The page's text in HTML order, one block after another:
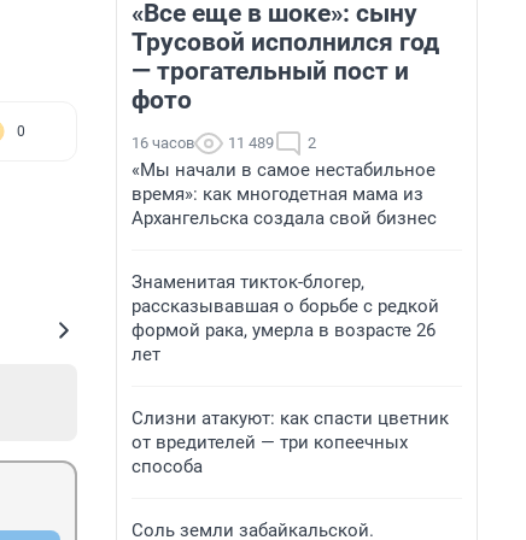
0
«Все еще в шоке»: сыну
Трусовой исполнился год
— трогательный пост и
фото
16 часов 11 489 2
«Мы начали в самое нестабильное
время»: как многодетная мама из
Архангельска создала свой бизнес
Знаменитая тикток-блогер,
рассказывавшая о борьбе с редкой
формой рака, умерла в возрасте 26
лет
Слизни атакуют: как спасти цветник
от вредителей — три копеечных
способа
Соль земли забайкальской.